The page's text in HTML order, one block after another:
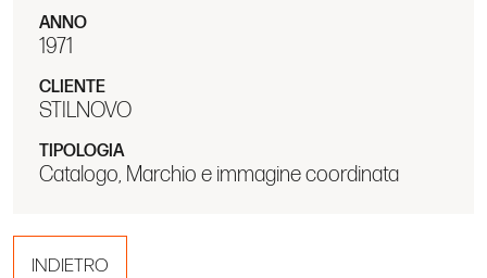
ANNO
1971
CLIENTE
STILNOVO
TIPOLOGIA
Catalogo, Marchio e immagine coordinata
INDIETRO